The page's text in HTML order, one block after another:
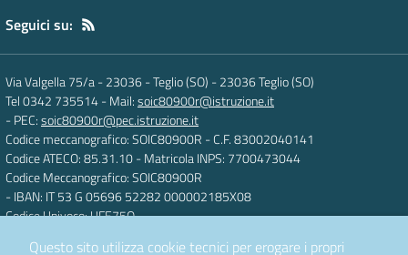
Seguici su:
Via Valgella 75/a - 23036 - Teglio (SO) -23036 Teglio (SO)
Tel 0342 735514- Mail:soic80900r@istruzione.it
- PEC:soic80900r@pec.istruzione.it
Codice meccanografico: SOIC80900R - C.F. 83002040141
Codice ATECO: 85.31.10- Matricola INPS: 7700473044
Codice Meccanografico: SOIC80900R
- IBAN: IT 53 G 05696 52282 000002185X08
Codice Univoco: UFE75O
Questo sito utilizza cookie tecnici per erogare i propri